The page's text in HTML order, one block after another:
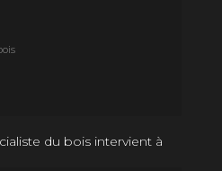
du bois intervient à